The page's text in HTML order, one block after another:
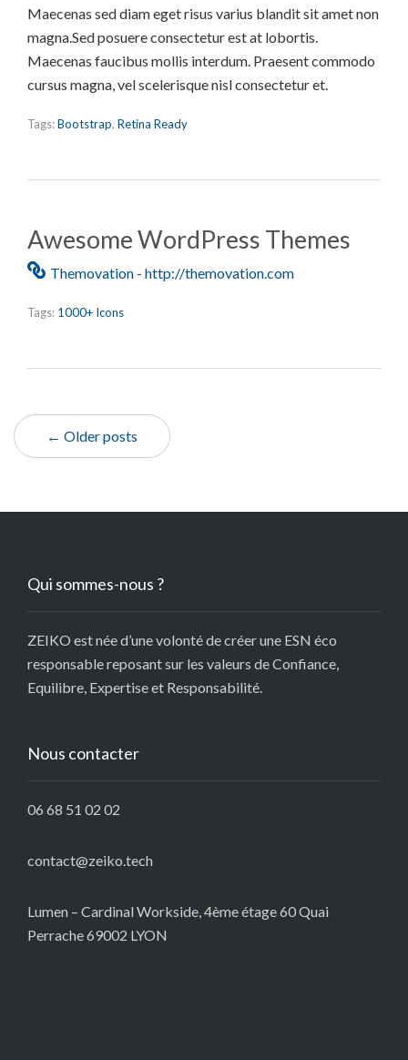
Maecenas sed diam eget risus varius blandit sit amet non
magna.Sed posuere consectetur est at lobortis.
Maecenas faucibus mollis interdum. Praesent commodo
cursus magna, vel scelerisque nisl consectetur et.
Tags:Bootstrap, Retina Ready
Awesome WordPress Themes
Themovation - http://themovation.com
Tags: 1000+ Icons
← Older posts
Qui sommes-nous ?
ZEIKO est née d’une volonté de créer une ESN éco
responsable reposant sur les valeurs de Confiance,
Equilibre, Expertise et Responsabilité.
Nous contacter
06 68 51 02 02
contact@zeiko.tech
Lumen – Cardinal Workside, 4ème étage 60 Quai
Perrache 69002 LYON